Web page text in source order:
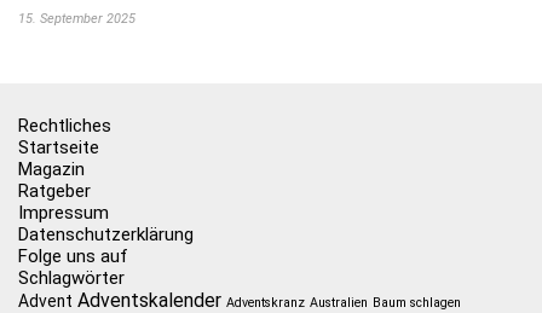
15. September 2025
Rechtliches
Startseite
Magazin
Ratgeber
Impressum
Datenschutzerklärung
Folge uns auf
Schlagwörter
Advent Adventskalender Adventskranz Australien Baum schlagen